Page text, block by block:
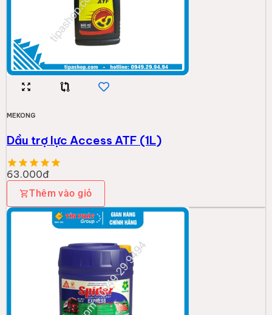
MEKONG
Dầu trợ lực Access ATF (1L)
63.000đ
Thêm vào giỏ